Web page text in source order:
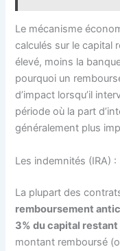
Le mécanisme
calculés sur le capital
élevé, moins la
pourquoi un
d’impact lorsqu’il
période où la part
généralement plus
Les indemnités (IRA)
La plupart des
remboursement
3% du capital restant
montant remboursé